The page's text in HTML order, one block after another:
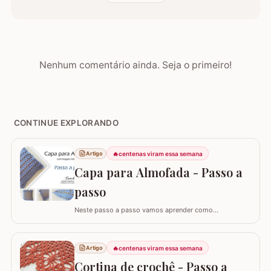
Nenhum comentário ainda. Seja o primeiro!
CONTINUE EXPLORANDO
Artigo 🔥centenas viram essa semana
Capa para Almofada - Passo a
passo
Neste passo a passo vamos aprender como
intercalados. Fiz a capa para almofada de 40 x 40 e
seguindo o passo a passo você consegue adaptar para
o tamanho desejado. Utilizei o fio Barroco Maxcolor da
Círculo S/A. Um fio extremamente macio por ser 100%…
Artigo 🔥centenas viram essa semana
Cortina de crochê - Passo a